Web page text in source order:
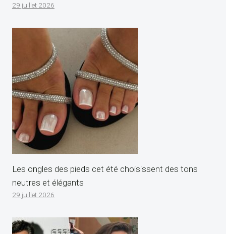
29 juillet 2026
Les ongles des pieds cet été choisissent des tons
neutres et élégants
29 juillet 2026